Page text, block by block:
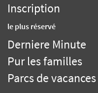
Inscription
le plus réservé
Derniere Minute
Pur les familles
Parcs de vacances